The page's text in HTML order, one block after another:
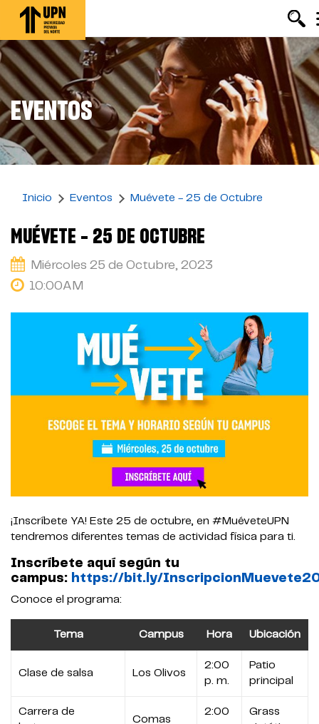
Pasar
contenido
principal
EVENTOS
Inicio Eventos Muévete - 25 de Octubre
MUÉVETE - 25 DE OCTUBRE
Miércoles 25 de Octubre, 2023
10:00AM
¡Inscríbete YA! Este 25 de octubre, en #MuéveteUPN
tendremos diferentes temas de actividad física para ti.
Inscríbete aquí según tu
campus: https://bit.ly/
Conoce el programa:
Tema Campus Hora Ubicación
Clase de salsa Los Olivos
2:00
p. m.
Patio
principal
Carrera de
Comas
2:00
Grass